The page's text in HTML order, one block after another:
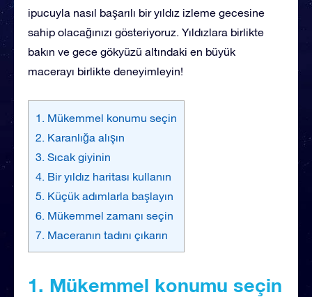
ipucuyla nasıl başarılı bir yıldız izleme gecesine
sahip olacağınızı gösteriyoruz. Yıldızlara birlikte
bakın ve gece gökyüzü altındaki en büyük
macerayı birlikte deneyimleyin!
1. Mükemmel konumu seçin
2. Karanlığa alışın
3. Sıcak giyinin
4. Bir yıldız haritası kullanın
5. Küçük adımlarla başlayın
6. Mükemmel zamanı seçin
7. Maceranın tadını çıkarın
1. Mükemmel konumu seçin